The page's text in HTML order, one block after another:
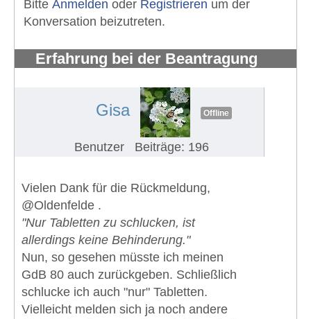
Bitte Anmelden oder Registrieren um der
Konversation beizutreten.
Erfahrung bei der Beantragung
Gisa Offline
Benutzer Beiträge: 196
Vielen Dank für die Rückmeldung,
@Oldenfelde .
"Nur Tabletten zu schlucken, ist
allerdings keine Behinderung."
Nun, so gesehen müsste ich meinen
GdB 80 auch zurückgeben. Schließlich
schlucke ich auch "nur" Tabletten.
Vielleicht melden sich ja noch andere